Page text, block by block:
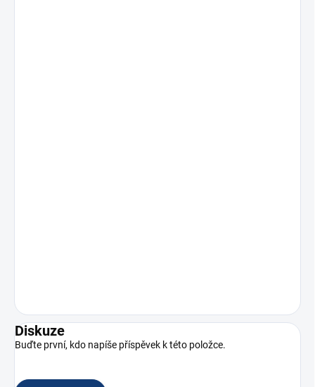
Diskuze
Buďte první, kdo napíše příspěvek k této položce.